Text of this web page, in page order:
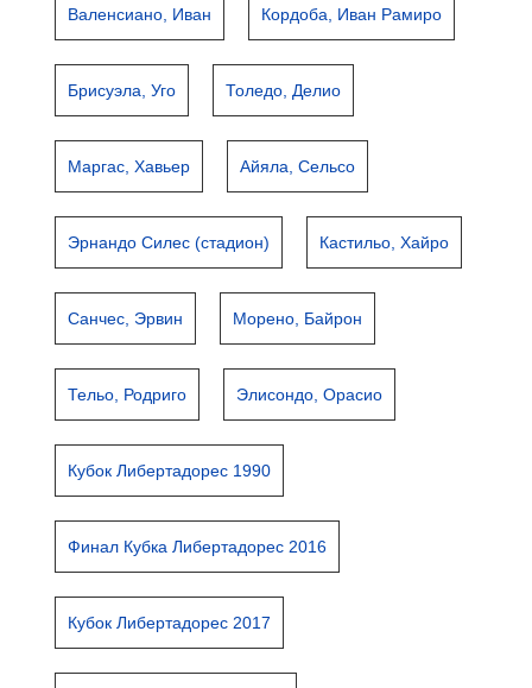
Валенсиано, Иван Кордоба, Иван Рамиро
Брисуэла, Уго Толедо, Делио
Маргас, Хавьер Айяла, Сельсо
Эрнандо Силес (стадион) Кастильо, Хайро
Санчес, Эрвин Морено, Байрон
Тельо, Родриго Элисондо, Орасио
Кубок Либертадорес 1990
Финал Кубка Либертадорес 2016
Кубок Либертадорес 2017